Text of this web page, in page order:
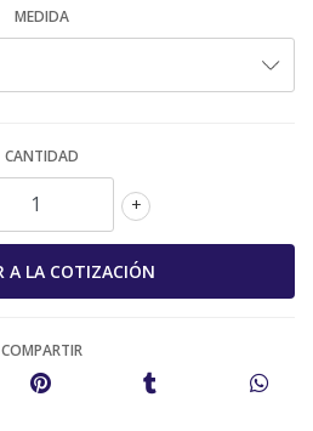
MEDIDA
CANTIDAD
+
COMPARTIR